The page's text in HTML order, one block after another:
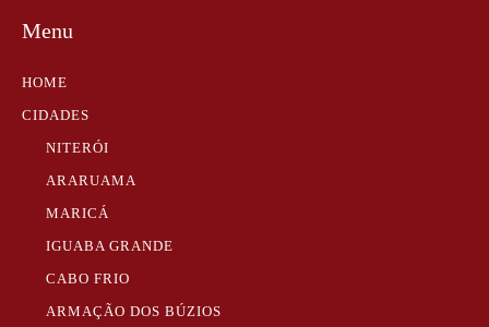
Menu
HOME
CIDADES
NITERÓI
ARARUAMA
MARICÁ
IGUABA GRANDE
CABO FRIO
ARMAÇÃO DOS BÚZIOS